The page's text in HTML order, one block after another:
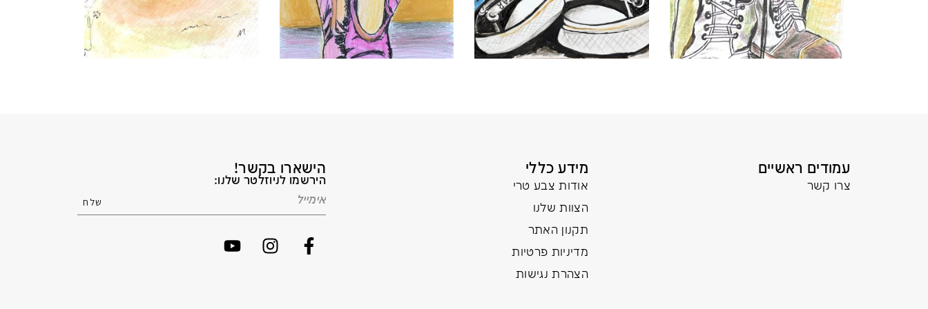
עמודים ראשיים
צרו קשר
מידע כללי
אודות צבע טרי
הצוות שלנו
תקנון האתר
מדיניות פרטיות
הצהרת נגישות
הישארו בקשר!
הירשמו לניוזלטר שלנו: